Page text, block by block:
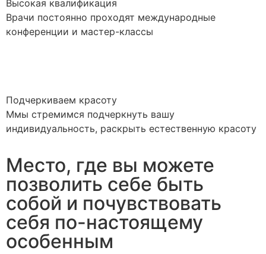
Высокая квалификация
Врачи постоянно проходят международные
конференции и мастер-классы
Подчеркиваем красоту
Ммы стремимся подчеркнуть вашу
индивидуальность, раскрыть естественную красоту
Место, где вы можете
позволить себе быть
собой и почувствовать
себя по-настоящему
особенным